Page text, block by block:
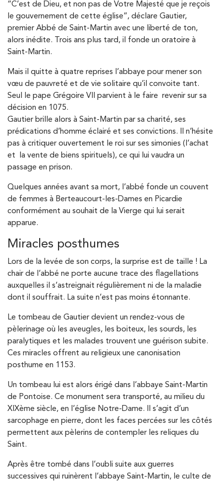
“C’est de Dieu, et non pas de Votre Majesté que je reçois
le gouvernement de cette église”, déclare Gautier,
premier Abbé de Saint-Martin avec une liberté de ton,
alors inédite. Trois ans plus tard, il fonde un oratoire à
Saint-Martin.
Mais il quitte à quatre reprises l’abbaye pour mener son
vœu de pauvreté et de vie solitaire qu’il convoite tant.
Seul le pape Grégoire VII parvient à le faire revenir sur sa
décision en 1075.
Gautier brille alors à Saint-Martin par sa charité, ses
prédications d’homme éclairé et ses convictions. Il n’hésite
pas à critiquer ouvertement le roi sur ses simonies (l’achat
et la vente de biens spirituels), ce qui lui vaudra un
passage en prison.
Quelques années avant sa mort, l’abbé fonde un couvent
de femmes à Berteaucourt-les-Dames en Picardie
conformément au souhait de la Vierge qui lui serait
apparue.
Miracles posthumes
Lors de la levée de son corps, la surprise est de taille ! La
chair de l’abbé ne porte aucune trace des flagellations
auxquelles il s’astreignait régulièrement ni de la maladie
dont il souffrait. La suite n’est pas moins étonnante.
Le tombeau de Gautier devient un rendez-vous de
pèlerinage où les aveugles, les boiteux, les sourds, les
paralytiques et les malades trouvent une guérison subite.
Ces miracles offrent au religieux une canonisation
posthume en 1153.
Un tombeau lui est alors érigé dans l’abbaye Saint-Martin
de Pontoise. Ce monument sera transporté, au milieu du
XIXème siècle, en l’église Notre-Dame. Il s’agit d’un
sarcophage en pierre, dont les faces percées sur les côtés
permettent aux pèlerins de contempler les reliques du
Saint.
Après être tombé dans l’oubli suite aux guerres
successives qui ruinèrent l’abbaye Saint-Martin, le culte de